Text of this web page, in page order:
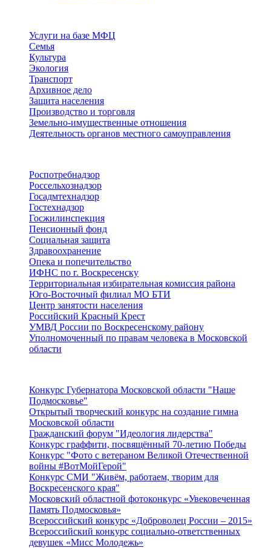
Услуги на базе МФЦ
Семья
Культура
Экология
Транспорт
Архивное дело
Защита населения
Производство и торговля
Земельно-имущественные отношения
Деятельность органов местного самоуправления
Роспотребнадзор
Россельхознадзор
Госадмтехнадзор
Гостехнадзор
Госжилинспекция
Пенсионный фонд
Социальная защита
Здравоохранение
Опека и попечительство
ИФНС по г. Воскресенску
Территориальная избирательная комиссия района
Юго-Восточный филиал МО БТИ
Центр занятости населения
Российский Красный Крест
УМВД России по Воскресенскому району
Уполномоченный по правам человека в Московской
области
Конкурс Губернатора Московской области "Наше
Подмосковье"
Открытый творческий конкурс на создание гимна
Московской области
Гражданский форум "Идеология лидерства"
Конкурс граффити, посвящённый 70-летию Победы
Конкурс "Фото с ветераном Великой Отечественной
войны #ВотМойГерой"
Конкурс СМИ "Живём, работаем, творим для
Воскресенского края"
Московский областной фотоконкурс «Увековеченная
Память Подмосковья»
Всероссийский конкурс «Доброволец России – 2015»
Всероссийский конкурс социально-ответственных
девушек «Мисс Молодежь»